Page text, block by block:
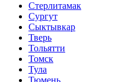
Стерлитамак
Сургут
Сыктывкар
Тверь
Тольятти
Томск
Тула